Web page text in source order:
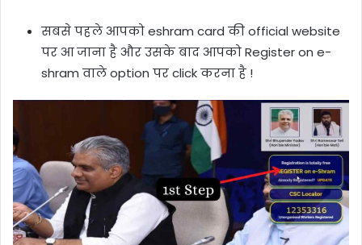
सबसे पहले आपको eshram card की official website
पर आ जाना है और उसके बाद आपको Register on e-
shram वाले option पर click करना है !